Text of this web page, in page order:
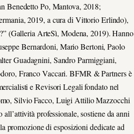
Benedetto Po, Mantova, 2018;
2019, a cura di Vittorio Erlindo),
(Galleria ArteSì, Modena, 2019). Hanno
Bernardoni, Mario Bertoni, Paolo
Guadagnini, Sandro Parmiggiani,
Franco Vaccari. BFMR & Partners è
e Revisori Legali fondato nel
Silvio Facco, Luigi Attilio Mazzocchi
professionale, sostiene da anni
promozione di esposizioni dedicate ad